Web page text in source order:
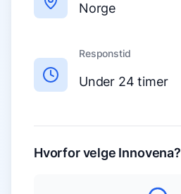
Norge
Responstid
Under 24 timer
Hvorfor velge Innovena?